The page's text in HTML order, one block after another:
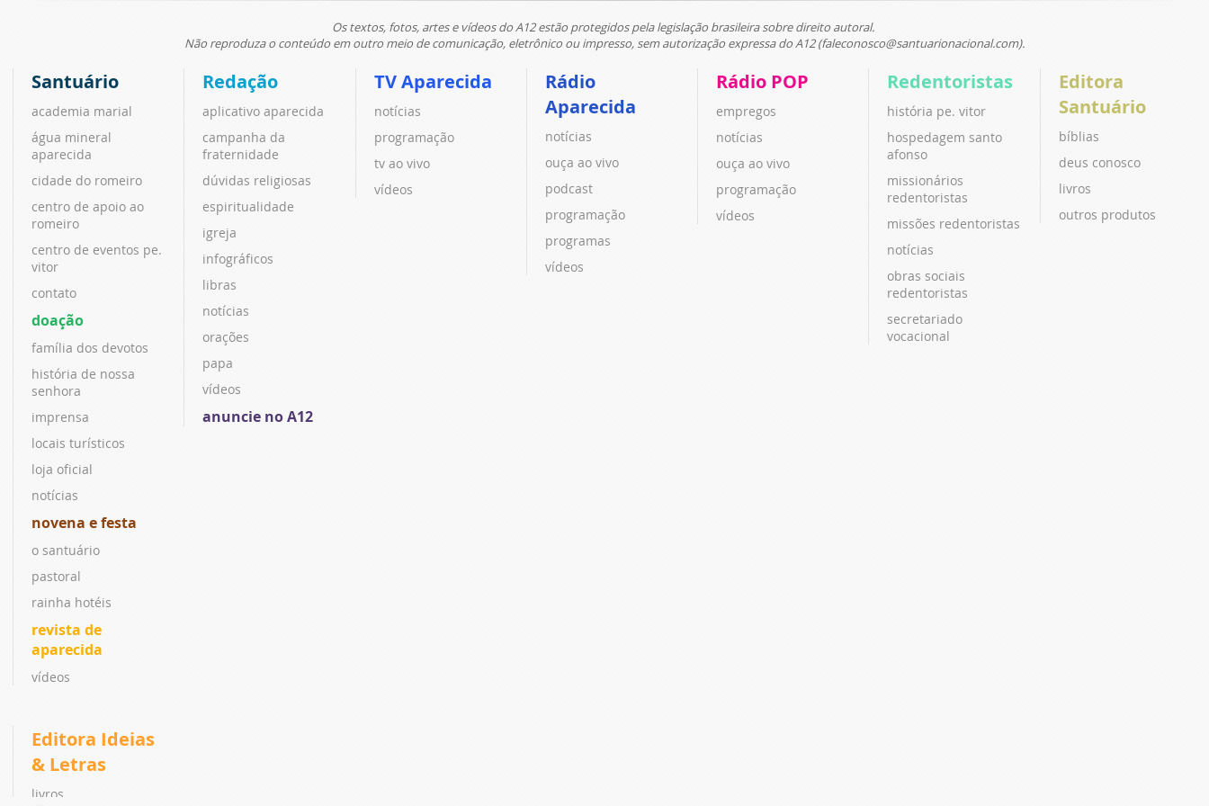
Os textos, fotos, artes e vídeos do A12 estão protegidos pela legislação brasileira sobre direito autoral.
Não reproduza o conteúdo em outro meio de comunicação, eletrônico ou impresso, sem autorização expressa do A12 (faleconosco@santuarionacional.com).
Santuário
academia marial
água mineral
aparecida
cidade do romeiro
centro de apoio ao
romeiro
centro de eventos pe.
vitor
contato
doação
família dos devotos
história de nossa
senhora
imprensa
locais turísticos
loja oficial
notícias
novena e festa
o santuário
pastoral
rainha hotéis
revista de
aparecida
vídeos
Redação
aplicativo aparecida
campanha da
fraternidade
dúvidas religiosas
espiritualidade
igreja
infográficos
libras
notícias
orações
papa
vídeos
anuncie no A12
TV Aparecida
notícias
programação
tv ao vivo
vídeos
Rádio
Aparecida
notícias
ouça ao vivo
podcast
programação
programas
vídeos
Rádio POP
empregos
notícias
ouça ao vivo
programação
vídeos
Redentoristas
história pe. vitor
hospedagem santo
afonso
missionários
redentoristas
missões redentoristas
notícias
obras sociais
redentoristas
secretariado
vocacional
Editora
Santuário
bíblias
deus conosco
livros
outros produtos
Editora Ideias
& Letras
livros